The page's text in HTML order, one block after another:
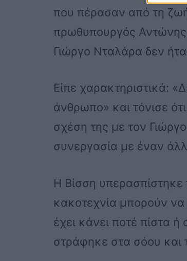
που πέρασαν από τη
πρωθυπουργός
Γιώργο Νταλάρα δεν
Είπε χαρακτηριστικά:
άνθρωπο» και τόνισε
σχέση της με τον
συνεργασία με έναν
Η Βίσση υπερασπίστηκε
κακοτεχνία μπορούν να
έχει κάνει ποτέ πίστα
στράφηκε στα σόου και